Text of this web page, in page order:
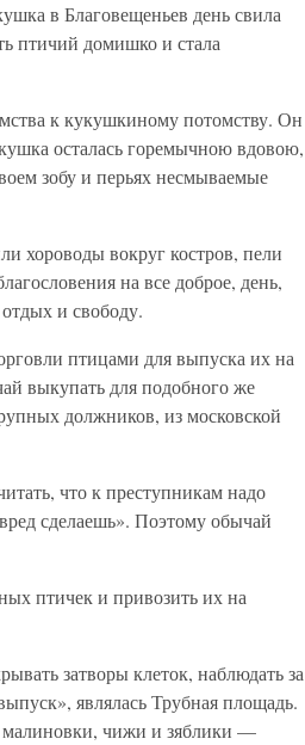
в Благовещеньев день свила
птичий домишко и стала
к кукушкиному потомству. Он
осталась горемычною вдовою,
зобу и перьях несмываемые
хороводы вокруг костров, пели
на все доброе, день,
и свободу.
птицами для выпуска их на
выкупать для подобного же
должников, из московской
что к преступникам надо
сделаешь». Поэтому обычай
птичек и привозить их на
затворы клеток, наблюдать за
являлась Трубная площадь.
чижи и зяблики —